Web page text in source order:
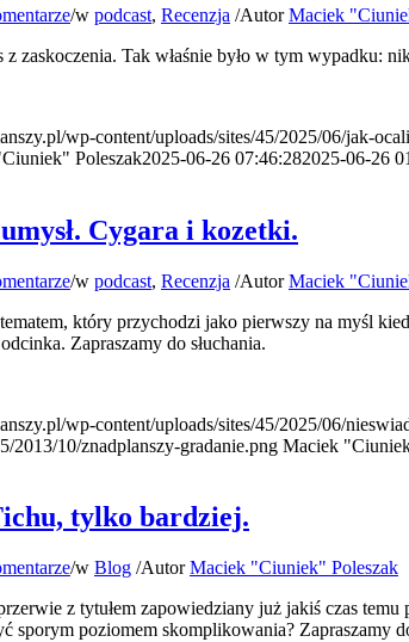
/w podcast, Recenzja /AutorMaciek
z zaskoczenia. Tak właśnie było w tym wypadku:
wp-content/uploads/sites/45/2025/06/jak-
Poleszak2025-06-26 07:46:282025-06-26
Cygara i kozetki.
/w podcast, Recenzja /AutorMaciek
który przychodzi jako pierwszy na myśl
Zapraszamy do słuchania.
wp-content/uploads/sites/45/2025/06/
2013/10/znadplanszy-gradanie.png Maciek
tylko bardziej.
/w Blog /AutorMaciek "Ciuniek" Poleszak
z tytułem zapowiedziany już jakiś czas
sporym poziomem skomplikowania? Zapraszamy